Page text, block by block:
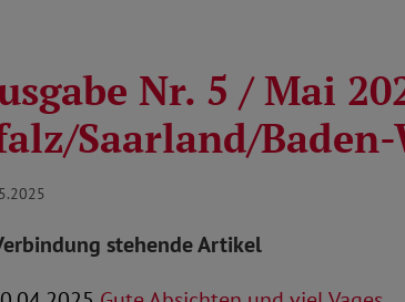
Nr. 5 / Mai
Saarland/
stehende Artikel